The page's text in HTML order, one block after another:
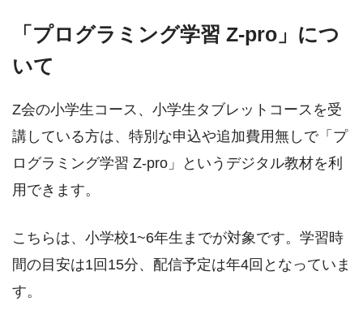
「プログラミング学習 Z-pro」につ
いて
Z会の小学生コース、小学生タブレットコースを受
講している方は、特別な申込や追加費用無しで「プ
ログラミング学習 Z-pro」というデジタル教材を利
用できます。
こちらは、小学校1~6年生までが対象です。学習時
間の目安は1回15分、配信予定は年4回となっていま
す。